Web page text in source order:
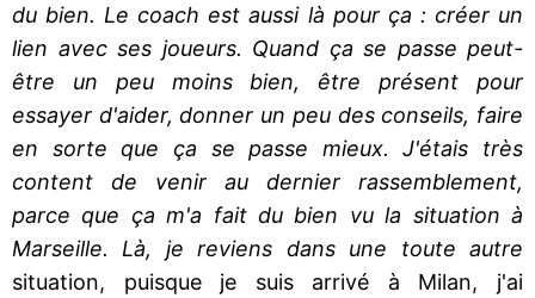
du bien. Le coach est aussi là pour ça : créer un
lien avec ses joueurs. Quand ça se passe peut-
être un peu moins bien, être présent pour
essayer d'aider, donner un peu des conseils, faire
en sorte que ça se passe mieux. J'étais très
content de venir au dernier rassemblement,
parce que ça m'a fait du bien vu la situation à
Marseille. Là, je reviens dans une toute autre
situation, puisque je suis arrivé à Milan, j'ai